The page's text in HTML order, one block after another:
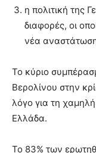
η πολιτική της
διαφορές, οι
νέα
Το κύριο
Βερολίνου στην
λόγο για τη
Ελλάδα.
Το 83% των